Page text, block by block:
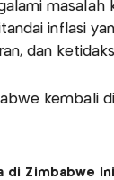
masalah
inflasi
dan
kembali
di Zimbabwe